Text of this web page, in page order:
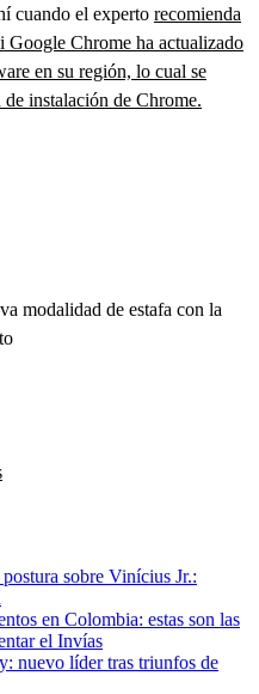
cuando el experto recomienda
Google Chrome ha actualizado
en su región, lo cual se
instalación de Chrome.
modalidad de estafa con la
sobre Vinícius Jr.:
en Colombia: estas son las
el Invías
nuevo líder tras triunfos de